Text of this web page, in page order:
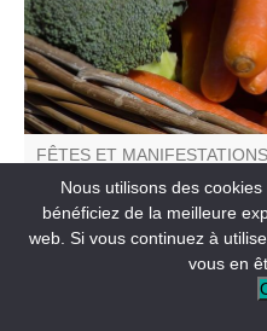
FÊTES ET MANIFESTATIONS
Marché hebdomadaire
SAINT-PIERRE
Nous utilisons des
bénéficiez de la meilleure
web. Si vous continuez à
vous en